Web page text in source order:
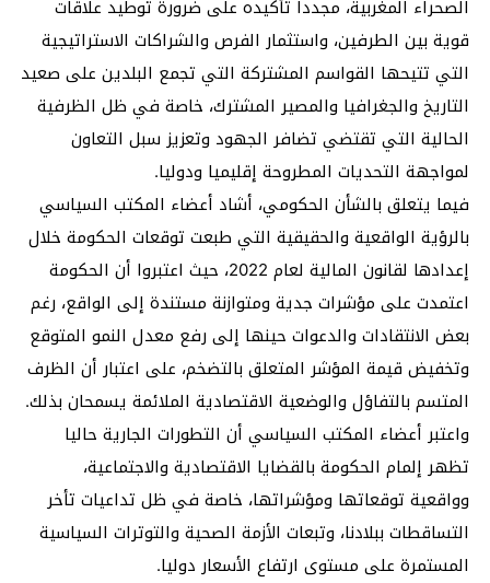
الصحراء المغربية، مجددا تأكيده على ضرورة توطيد علاقات
قوية بين الطرفين، واستثمار الفرص والشراكات الاستراتيجية
التي تتيحها القواسم المشتركة التي تجمع البلدين على صعيد
التاريخ والجغرافيا والمصير المشترك، خاصة في ظل الظرفية
الحالية التي تقتضي تضافر الجهود وتعزيز سبل التعاون
لمواجهة التحديات المطروحة إقليميا ودوليا.
فيما يتعلق بالشأن الحكومي، أشاد أعضاء المكتب السياسي
بالرؤية الواقعية والحقيقية التي طبعت توقعات الحكومة خلال
إعدادها لقانون المالية لعام 2022، حيث اعتبروا أن الحكومة
اعتمدت على مؤشرات جدية ومتوازنة مستندة إلى الواقع، رغم
بعض الانتقادات والدعوات حينها إلى رفع معدل النمو المتوقع
وتخفيض قيمة المؤشر المتعلق بالتضخم، على اعتبار أن الظرف
المتسم بالتفاؤل والوضعية الاقتصادية الملائمة يسمحان بذلك.
واعتبر أعضاء المكتب السياسي أن التطورات الجارية حاليا
تظهر إلمام الحكومة بالقضايا الاقتصادية والاجتماعية،
وواقعية توقعاتها ومؤشراتها، خاصة في ظل تداعيات تأخر
التساقطات ببلادنا، وتبعات الأزمة الصحية والتوترات السياسية
المستمرة على مستوى ارتفاع الأسعار دوليا.